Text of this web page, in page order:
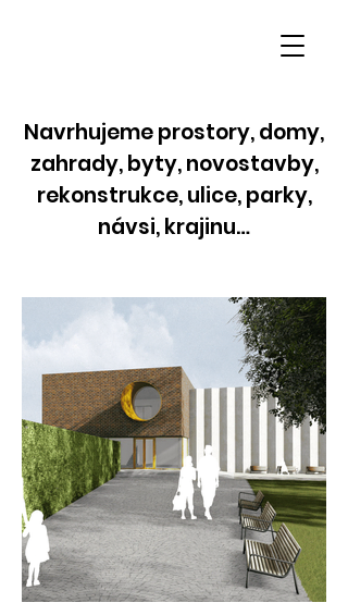
Navrhujeme prostory, domy,
zahrady, byty, novostavby,
rekonstrukce, ulice, parky,
návsi, krajinu…